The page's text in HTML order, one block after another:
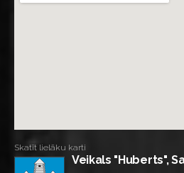
Skatīt lielāku karti
Veikals "Huberts",